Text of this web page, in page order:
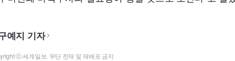
예지 기자
ⓒ 세계일보. 무단 전재 및 재배포 금지